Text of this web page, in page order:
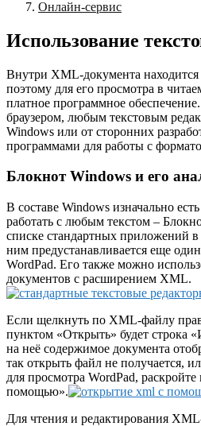
Онлайн-сервис
Использование
Внутри XML-документа находится
поэтому для его просмотра в
платное программное
браузером, любым текстовым
Windows или от сторонних
программами для работы с
Блокнот Windows и его
В составе Windows изначально
работать с любым текстом –
списке стандартных приложений
ним предустанавливается еще
WordPad. Его также можно
документов с расширением XML.
Если щелкнуть по XML-файлу
пунктом «Открыть» будет строка
на неё содержимое документа
так открыть файл не получается,
для просмотра WordPad,
помощью».
Для чтения и редактирования